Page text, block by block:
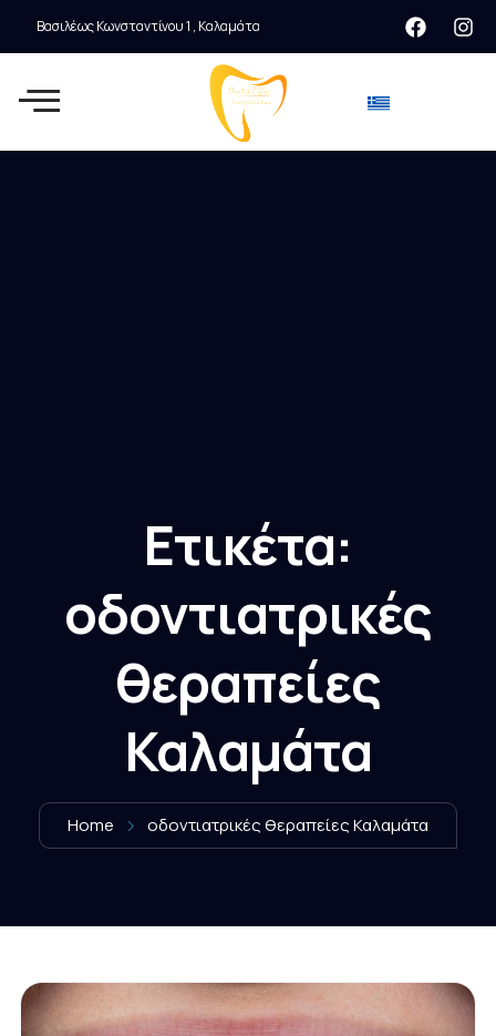
Βασιλέως Κωνσταντίνου 1 , Καλαμάτα
Ετικέτα:
οδοντιατρικές
θεραπείες
Καλαμάτα
Home οδοντιατρικές θεραπείες Καλαμάτα